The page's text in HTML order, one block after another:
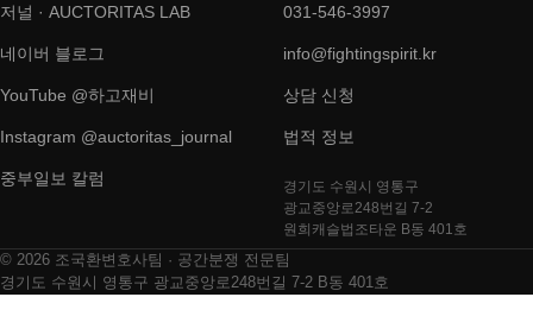
저널 · AUCTORITAS LAB
네이버 블로그
YouTube @하고재비
Instagram @auctoritas_journal
중부일보 칼럼
031-546-3997
info@fightingspirit.kr
상담 신청
법적 정보
경기도 수원시 영통구
광교중앙로248번길 7-2
원희캐슬법조타운 B동 401호
© 2026 조국환변호사팀 · 공간분쟁 전문팀
경기도 수원시 영통구 광교중앙로248번길 7-2 B동 401호